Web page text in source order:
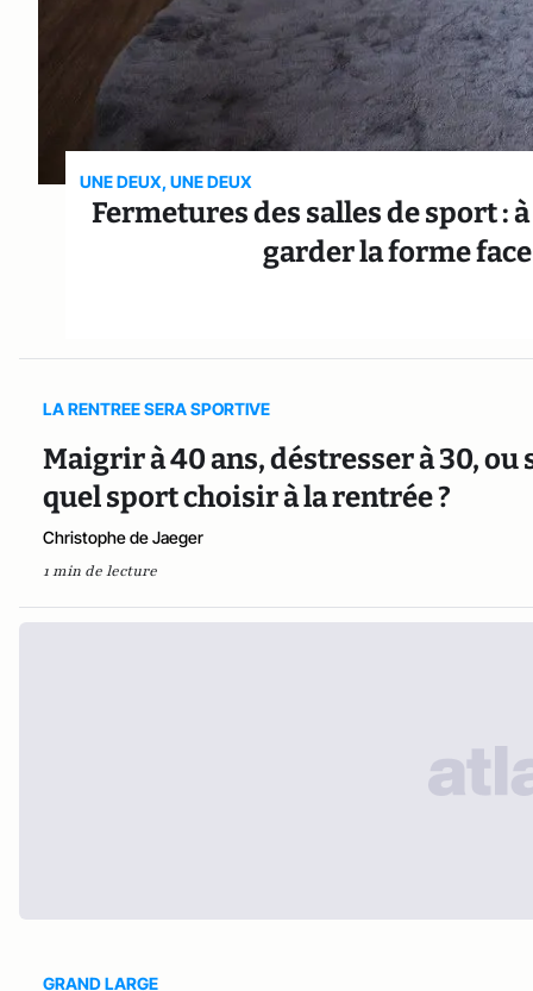
UNE DEUX, UNE DEUX
Fermetures des salles de sport :
garder la forme
LA RENTREE SERA SPORTIVE
Maigrir à 40 ans, déstresser à 30,
quel sport choisir à la rentrée ?
Christophe de Jaeger
1 min de lecture
GRAND LARGE